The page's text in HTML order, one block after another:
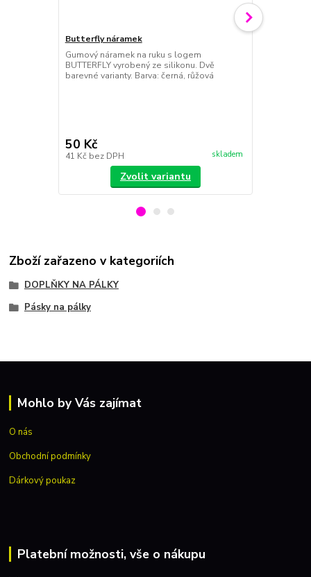
Butterfly náramek
Gumový náramek na ruku s logem
BUTTERFLY vyrobený ze silikonu. Dvě
barevné varianty. Barva: černá, růžová
50 Kč
41 Kč bez DPH skladem
Zvolit variantu
Zboží zařazeno v kategoriích
DOPLŇKY NA PÁLKY
Pásky na pálky
Mohlo by Vás zajímat
O nás
Obchodní podmínky
Dárkový poukaz
Platební možnosti, vše o nákupu